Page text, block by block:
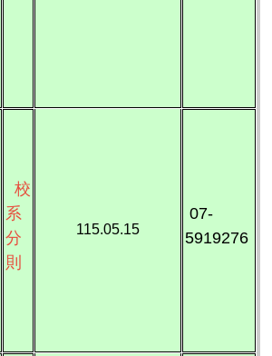
校
系
分
則
115.05.15
07-
5919276